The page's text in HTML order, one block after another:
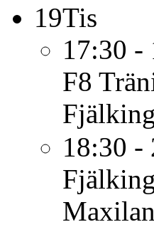
19Tis
17:30 -
F8
18:30 -